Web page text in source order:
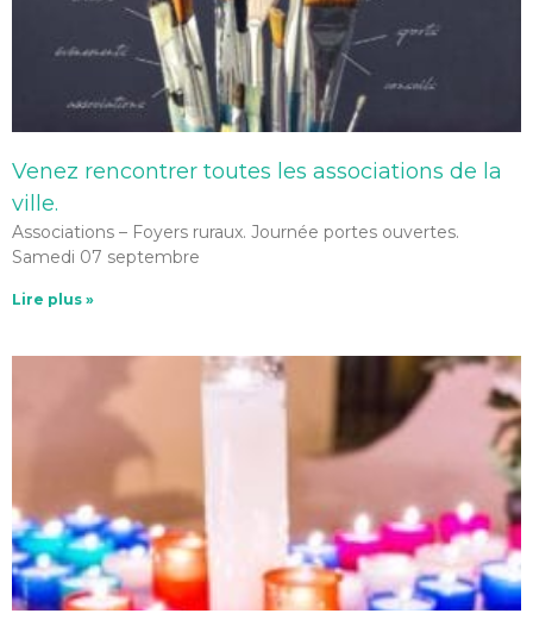
Venez rencontrer toutes les associations de la
ville.
Associations – Foyers ruraux. Journée portes ouvertes.
Samedi 07 septembre
Lire plus »